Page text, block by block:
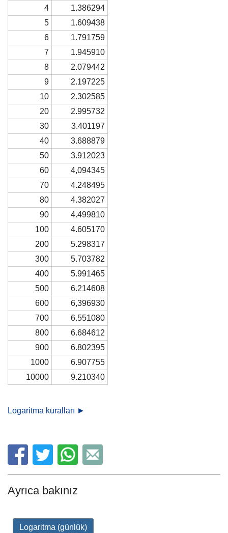
4
1.386294
5
1.609438
6
1.791759
7
1.945910
8
2.079442
9
2.197225
10
2.302585
20
2.995732
30
3.401197
40
3.688879
50
3.912023
60
4,094345
70
4.248495
80
4.382027
90
4.499810
100
4.605170
200
5.298317
300
5.703782
400
5.991465
500
6.214608
600
6,396930
700
6.551080
800
6.684612
900
6.802395
1000
6.907755
10000
9.210340
Logaritma kuralları ►
Ayrıca bakınız
Logaritma (günlük)